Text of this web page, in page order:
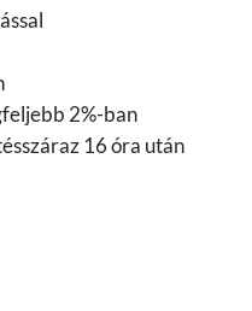
2%-ban
16 óra után